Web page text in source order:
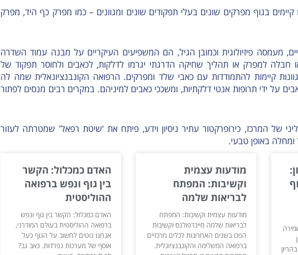
בגוף מפרקים שונים בעלי תפקודים שונים ומגוונים – כמו מפרק כף היד, מפרק
מעמסה פיזיולוגית וכמובן הגיל, הם המשפיעים העיקריים על מבנה עמוד השדרה
חבלה למפרק או תהליך שחיקה הדרגתי יגרמו לדלקות, לכאבים ולחוסר תפקוד של
קיימות להתמודדות עם כאבי שלד ומפרקים. הרפואה הקונבנציונאלית שמה לה
על ידי תרופות אנטי דלקתיות, ומשככי כאבים למיניהם. במקרים רבים מנסים לפתור
של המרכז, כירופרקטור עתיר ניסיון וידע, פיתח את 'שיטת רפאל' שמטרתה לעזור
באופן טבעי.
מודעות עצמית
וקשיבות: המפתח
לבריאות שלמה
מודעות עצמית וקשיבות: המפתח
לבריאות שלמה מיינדפולנס וקשיבות
הפכו בשנים האחרונות לכלים מרכזיים
ברפואה המשלימה והקונבנציונלית.
האדם כמכלול: הקשר
בין גוף ונפש ברפואה
ההוליסטית
האדם כמכלול: הקשר בין גוף ונפש
ברפואה ההוליסטית בעולם המודרני,
אנחנו נוטים לחשוב על הגוף כעל
אוסף של מערכות נפרדות. כאב גב?